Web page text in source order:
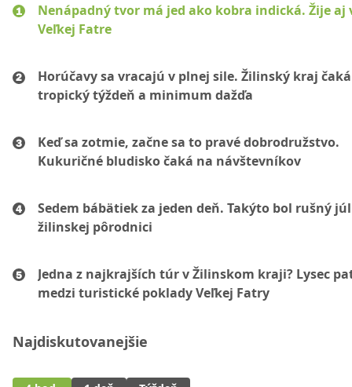
Nenápadný tvor má jed ako kobra indická. Žije aj
Veľkej Fatre
Horúčavy sa vracajú v plnej sile. Žilinský kraj čaká
tropický týždeň a minimum dažďa
Keď sa zotmie, začne sa to pravé dobrodružstvo.
Kukuričné bludisko čaká na návštevníkov
Sedem bábätiek za jeden deň. Takýto bol rušný
žilinskej pôrodnici
Jedna z najkrajších túr v Žilinskom kraji? Lysec
medzi turistické poklady Veľkej Fatry
Najdiskutovanejšie